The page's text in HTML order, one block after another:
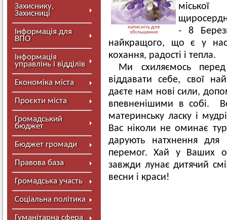
Захиснику,
Захисниці
Інформація для
ВПО
Інформація
управлінь і відділів
Економіка міста
Проєкти міста
Громадський
бюджет
Бюджет громади
Правова база
Громадська участь
Соціальна політика
Гуманітарна сфера
натисніть для
збільшення
- 8
найкращого, що є у нас
кохання, радості і тепла.
Ми схиляємось
віддавати себе, свої
даєте нам нові сили,
впевненішими в собі.
материнську ласку і
Вас ніколи не оминає
дарують натхнення для
перемог. Хай у Ваших
завжди лунає дитячий
весни і краси!